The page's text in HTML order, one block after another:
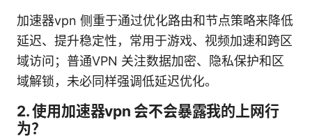
加速器vpn 侧重于通过优化路由和节点策略来降低
延迟、提升稳定性，常用于游戏、视频加速和跨区
域访问；普通VPN 关注数据加密、隐私保护和区
域解锁，未必同样强调低延迟优化。
2. 使用加速器vpn 会不会暴露我的上网行
为？